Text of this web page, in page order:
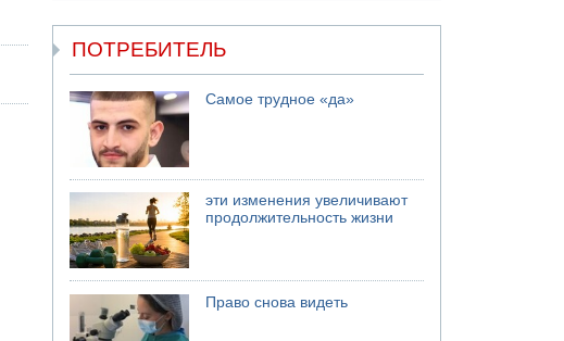
ПОТРЕБИТЕЛЬ
Самое трудное «да»
эти изменения увеличивают
продолжительность жизни
Право снова видеть